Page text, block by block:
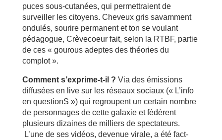
puces sous-cutanées, qui permettraient de
surveiller les citoyens. Cheveux gris savamment
ondulés, sourire permanent et ton se voulant
pédagogue, Crèvecoeur fait, selon la RTBF, partie
de ces « gourous adeptes des théories du
complot ».
Comment s’exprime-t-il ? Via des émissions
diffusées en live sur les réseaux sociaux (« L’info
en questionS ») qui regroupent un certain nombre
de personnages de cette galaxie et fédèrent
plusieurs dizaines de milliers de spectateurs.
L’une de ses vidéos, devenue virale, a été fact-